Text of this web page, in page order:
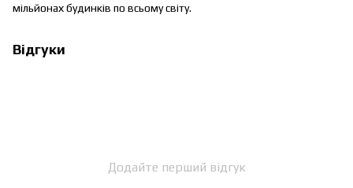
мільйонах будинків по всьому світу.
Відгуки
Додайте перший відгук